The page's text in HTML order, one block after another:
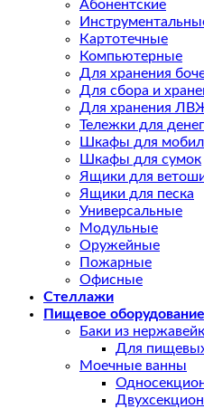
Абонентские
Картотечные
Компьютерные
Для хранения
Для сбора и
Для хранения
Тележки для денег
Шкафы для
Шкафы для сумок
Ящики для
Ящики для песка
Универсальные
Модульные
Оружейные
Пожарные
Офисные
Стеллажи
Пищевое оборудование
Баки из
Для
Моечные ванны